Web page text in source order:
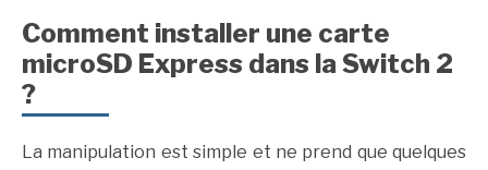
Comment installer une carte
microSD Express dans la Switch 2
?
La manipulation est simple et ne prend que quelques